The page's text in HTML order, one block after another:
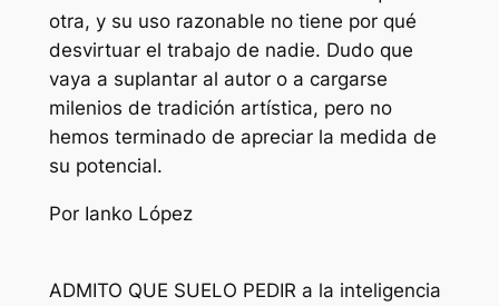
otra, y su uso razonable no tiene por qué
desvirtuar el trabajo de nadie. Dudo que
vaya a suplantar al autor o a cargarse
milenios de tradición artística, pero no
hemos terminado de apreciar la medida de
su potencial.
Por Ianko López
ADMITO QUE SUELO PEDIR a la inteligencia